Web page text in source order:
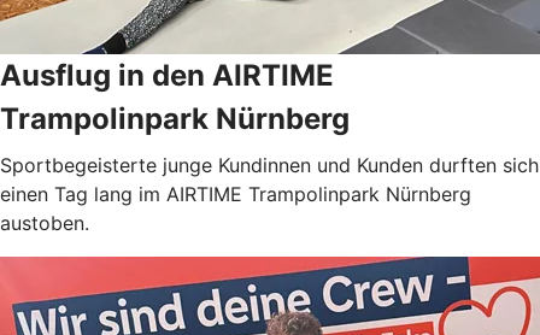
Ausflug in den AIRTIME
Trampolinpark Nürnberg
Sportbegeisterte junge Kundinnen und Kunden durften sich
einen Tag lang im AIRTIME Trampolinpark Nürnberg
austoben.